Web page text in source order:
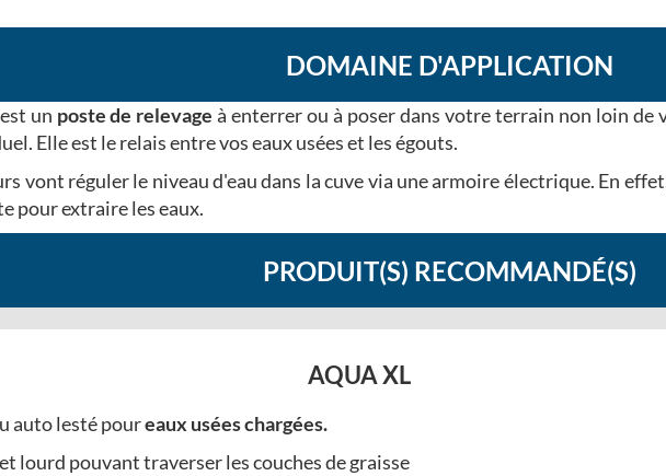
DOMAINE D'APPLICATION
un poste de relevage à enterrer ou à poser dans votre terrain non loin
Elle est le relais entre vos eaux usées et les égouts.
vont réguler le niveau d'eau dans la cuve via une armoire électrique. En
pour extraire les eaux.
PRODUIT(S) RECOMMANDÉ(S)
AQUA XL
auto lesté poureaux usées chargées.
lourd pouvant traverser les couches de graisse